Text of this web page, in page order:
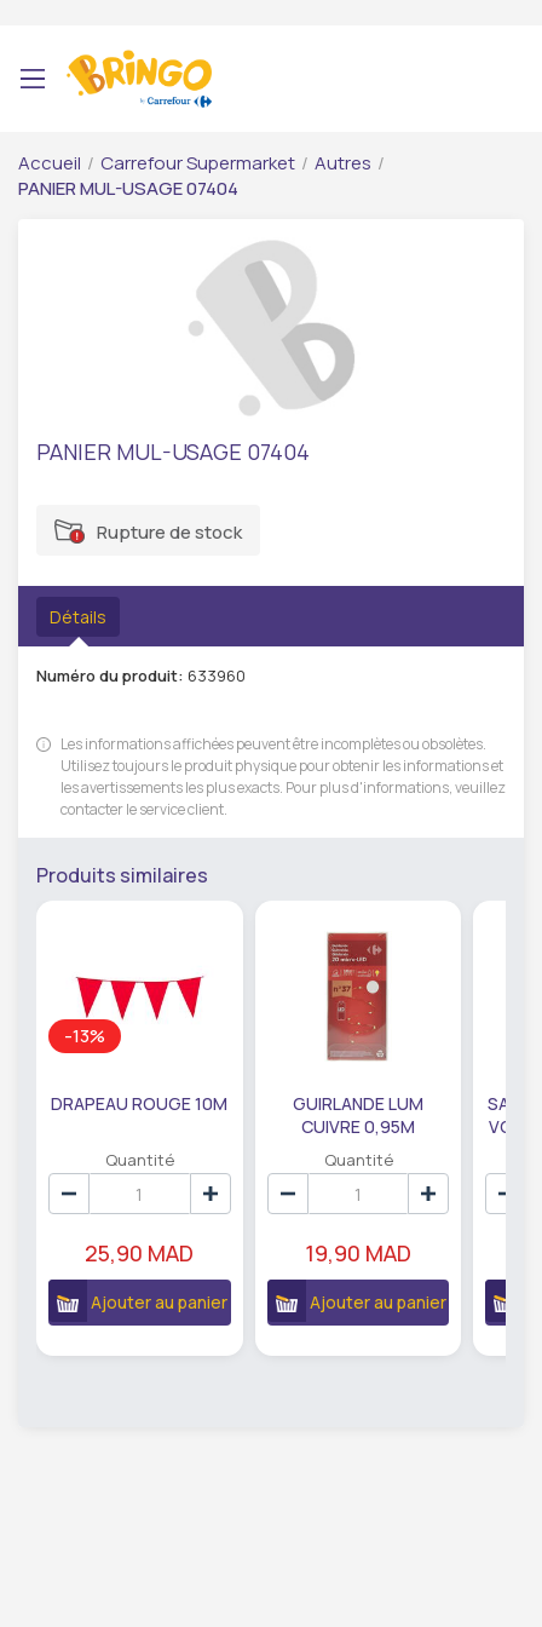
Accueil / Carrefour Supermarket / Autres /
PANIER MUL-USAGE 07404
PANIER MUL-USAGE 07404
Rupture de stock
Détails
Numéro du produit: 633960
Les informations affichées peuvent être incomplètes ou obsolètes.
Utilisez toujours le produit physique pour obtenir les informations et
les avertissements les plus exacts. Pour plus d'informations, veuillez
contacter le service client.
Produits similaires
-13%
DRAPEAU ROUGE 10M
Quantité
25,90 MAD
Ajouter au panier
GUIRLANDE LUM
CUIVRE 0,95M
DE79207
Quantité
19,90 MAD
Ajouter au panier